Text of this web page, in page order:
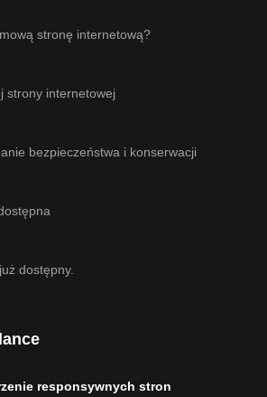
stronę internetową?
strony internetowej
bezpieczeństwa i konserwacji
dostępny.
responsywnych stron